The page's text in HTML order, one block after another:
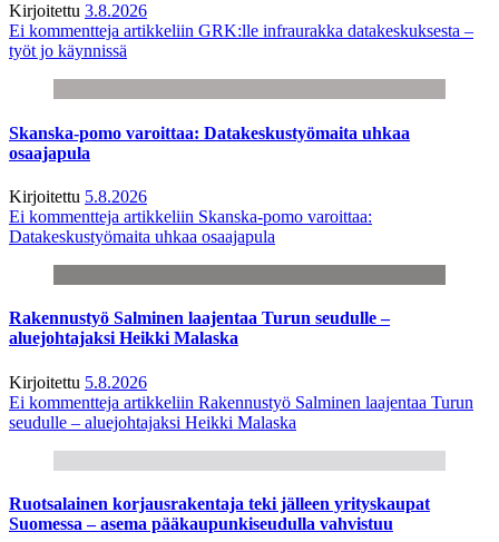
Kirjoitettu 3.8.2026
Ei kommentteja artikkeliin GRK:lle infraurakka datakeskuksesta –
työt jo käynnissä
Skanska-pomo varoittaa: Datakeskustyömaita uhkaa
osaajapula
Kirjoitettu 5.8.2026
Ei kommentteja artikkeliin Skanska-pomo varoittaa:
Datakeskustyömaita uhkaa osaajapula
Rakennustyö Salminen laajentaa Turun seudulle –
aluejohtajaksi Heikki Malaska
Kirjoitettu 5.8.2026
Ei kommentteja artikkeliin Rakennustyö Salminen laajentaa Turun
seudulle – aluejohtajaksi Heikki Malaska
Ruotsalainen korjausrakentaja teki jälleen yrityskaupat
Suomessa – asema pääkaupunkiseudulla vahvistuu